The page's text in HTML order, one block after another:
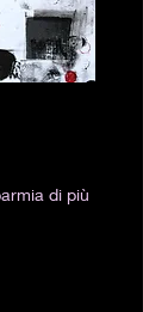
di più